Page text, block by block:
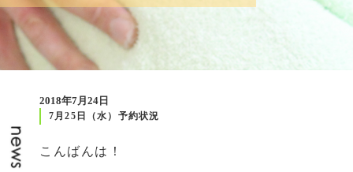
2018年7月24日
7月25日（水）予約状況
こんばんは！